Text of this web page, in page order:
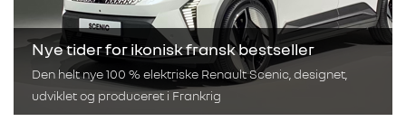
Nye tider for ikonisk fransk bestseller
Den helt nye 100 % elektriske Renault Scenic, designet,
udviklet og produceret i Frankrig